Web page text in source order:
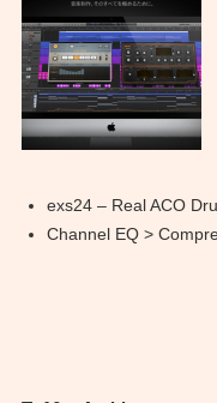
exs24 – Real ACO
Channel EQ >